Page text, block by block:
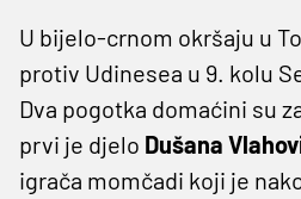
U bijelo-crnom okršaju u
protiv Udinesea u 9. kolu
Dva pogotka domaćini su
prvi je djelo Dušana
igrača momčadi koji je